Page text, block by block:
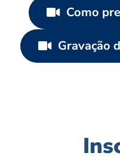
Como
Gravação